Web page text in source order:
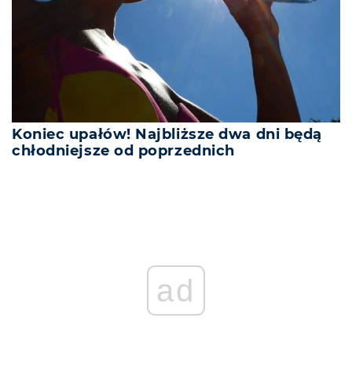
Koniec upałów! Najbliższe dwa dni będą
chłodniejsze od poprzednich
ad